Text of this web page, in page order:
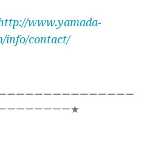
www.yamada-
info/contact/
ーーーーーーーーーーーーーー
ーーーーーーー★